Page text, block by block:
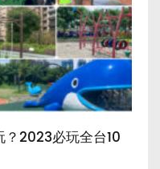
？2023必玩全台10